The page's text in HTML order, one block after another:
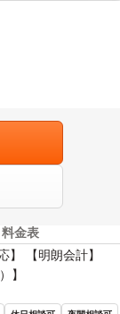
料金表
【明朗会計】
】